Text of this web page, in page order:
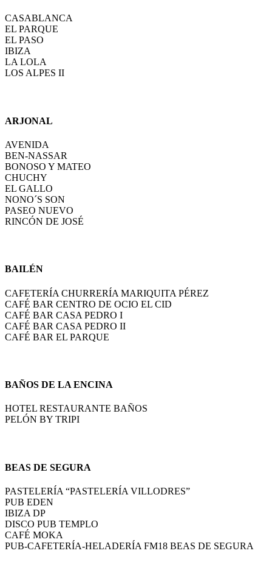
CASABLANCA
EL PARQUE
EL PASO
IBIZA
LA LOLA
LOS ALPES II
ARJONAL
AVENIDA
BEN-NASSAR
BONOSO Y MATEO
CHUCHY
EL GALLO
NONO´S SON
PASEO NUEVO
RINCÓN DE JOSÉ
BAILÉN
CAFETERÍA CHURRERÍA MARIQUITA PÉREZ
CAFÉ BAR CENTRO DE OCIO EL CID
CAFÉ BAR CASA PEDRO I
CAFÉ BAR CASA PEDRO II
CAFÉ BAR EL PARQUE
BAÑOS DE LA ENCINA
HOTEL RESTAURANTE BAÑOS
PELÓN BY TRIPI
BEAS DE SEGURA
PASTELERÍA “PASTELERÍA VILLODRES”
PUB EDEN
IBIZA DP
DISCO PUB TEMPLO
CAFÉ MOKA
PUB-CAFETERÍA-HELADERÍA FM18 BEAS DE SEGURA